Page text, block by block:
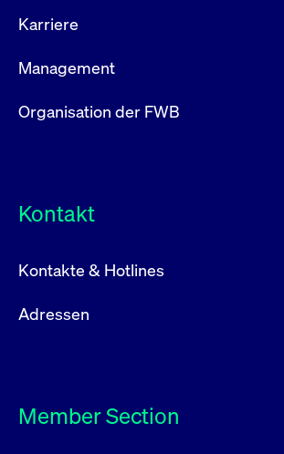
Karriere
Management
Organisation der FWB
Kontakt
Kontakte & Hotlines
Adressen
Member Section